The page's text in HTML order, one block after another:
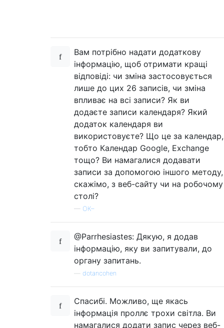
Вам потрібно надати додаткову
інформацію, щоб отримати кращі
відповіді: чи зміна застосовується
лише до цих 26 записів, чи зміна
впливає на всі записи? Як ви
додаєте записи календаря? Який
додаток календаря ви
використовуєте? Що це за календар,
тобто Календар Google, Exchange
тощо? Ви намагалися додавати
записи за допомогою іншого методу,
скажімо, з веб-сайту чи на робочому
столі?
— ОК–
@Parrhesiastes: Дякую, я додав
інформацію, яку ви запитували, до
органу запитань.
dotancohen
Спасибі. Можливо, ще якась
інформація проллє трохи світла. Ви
намагалися додати запис через веб-